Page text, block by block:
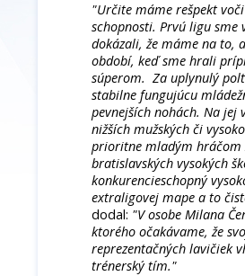
"Určite máme rešpekt
schopnosti. Prvú ligu
dokázali, že máme na to,
období, keď sme hrali
súperom. Za uplynulý
stabilne fungujúcu
pevnejších nohách. Na
nižších mužských či
prioritne mladým hráčom
bratislavských vysokých
konkurencieschopný
extraligovej mape a to
dodal: "V osobe Milana
ktorého očakávame, že
reprezentačných lavičiek
trénerský tím."